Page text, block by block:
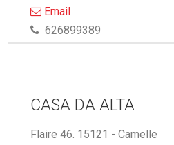
Email
626899389
CASA DA ALTA
Flaire 46. 15121 - Camelle